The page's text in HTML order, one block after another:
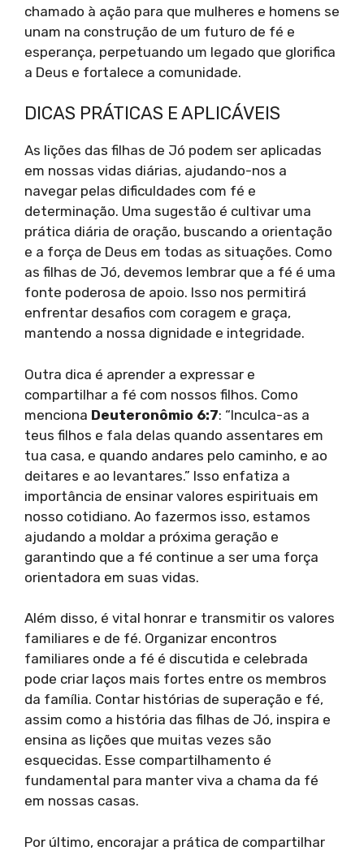
chamado à ação para que mulheres e homens se
unam na construção de um futuro de fé e
esperança, perpetuando um legado que glorifica
a Deus e fortalece a comunidade.
DICAS PRÁTICAS E APLICÁVEIS
As lições das filhas de Jó podem ser aplicadas
em nossas vidas diárias, ajudando-nos a
navegar pelas dificuldades com fé e
determinação. Uma sugestão é cultivar uma
prática diária de oração, buscando a orientação
e a força de Deus em todas as situações. Como
as filhas de Jó, devemos lembrar que a fé é uma
fonte poderosa de apoio. Isso nos permitirá
enfrentar desafios com coragem e graça,
mantendo a nossa dignidade e integridade.
Outra dica é aprender a expressar e
compartilhar a fé com nossos filhos. Como
menciona Deuteronômio 6:7: “Inculca-as a
teus filhos e fala delas quando assentares em
tua casa, e quando andares pelo caminho, e ao
deitares e ao levantares.” Isso enfatiza a
importância de ensinar valores espirituais em
nosso cotidiano. Ao fazermos isso, estamos
ajudando a moldar a próxima geração e
garantindo que a fé continue a ser uma força
orientadora em suas vidas.
Além disso, é vital honrar e transmitir os valores
familiares e de fé. Organizar encontros
familiares onde a fé é discutida e celebrada
pode criar laços mais fortes entre os membros
da família. Contar histórias de superação e fé,
assim como a história das filhas de Jó, inspira e
ensina as lições que muitas vezes são
esquecidas. Esse compartilhamento é
fundamental para manter viva a chama da fé
em nossas casas.
Por último, encorajar a prática de compartilhar